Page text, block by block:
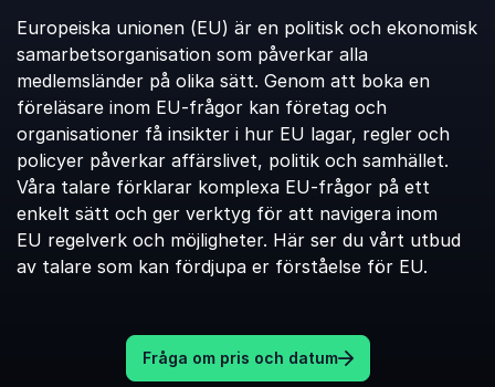
Europeiska unionen (EU) är en politisk och ekonomisk
samarbetsorganisation som påverkar alla
medlemsländer på olika sätt. Genom att boka en
föreläsare inom EU-frågor kan företag och
organisationer få insikter i hur EU lagar, regler och
policyer påverkar affärslivet, politik och samhället.
Våra talare förklarar komplexa EU-frågor på ett
enkelt sätt och ger verktyg för att navigera inom
EU regelverk och möjligheter. Här ser du vårt utbud
av talare som kan fördjupa er förståelse för EU.
Fråga om pris och datum